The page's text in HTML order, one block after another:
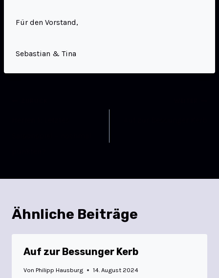
Für den Vorstand,
Sebastian & Tina
Ähnliche Beiträge
Auf zur Bessunger Kerb
Von Philipp Hausburg 14. August 2024